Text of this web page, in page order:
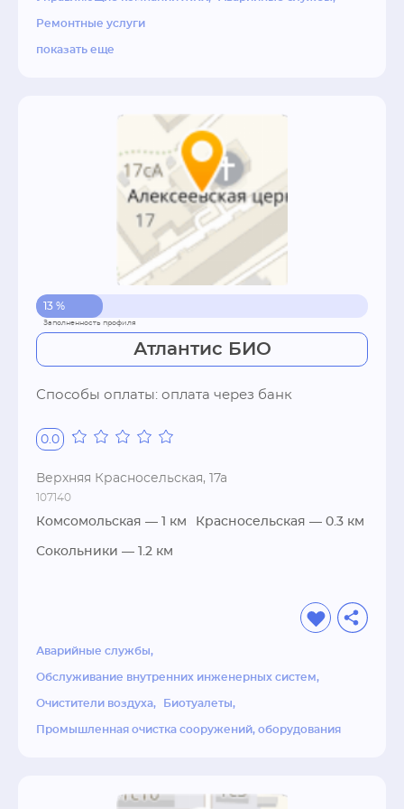
Многоквартирном доме
Ремонтные услуги
показать еще
13 %
Атлантис БИО
Способы оплаты: оплата через банк
0.0
Верхняя Красносельская, 17а
107140
Комсомольская — 1 км Красносельская — 0.3 км
Сокольники — 1.2 км
Аварийные службы
Обслуживание внутренних инженерных систем
Очистители воздуха Биотуалеты
Промышленная очистка сооружений, оборудования